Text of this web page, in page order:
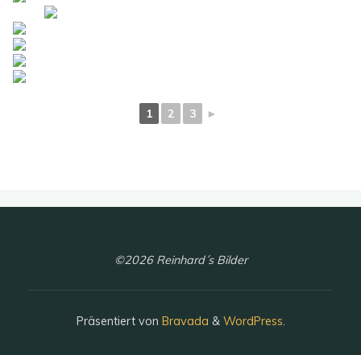
1 2 3 ►
©2026 Reinhard´s Bilder
Präsentiert von Bravada & WordPress